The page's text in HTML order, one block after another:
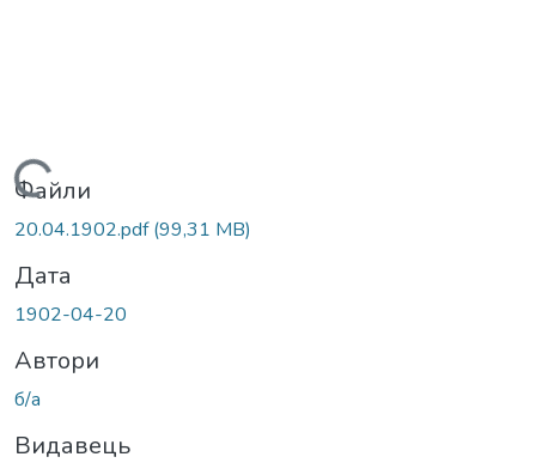
Вантажиться...
Файли
20.04.1902.pdf(99,31 MB)
Дата
1902-04-20
Автори
б/а
Видавець